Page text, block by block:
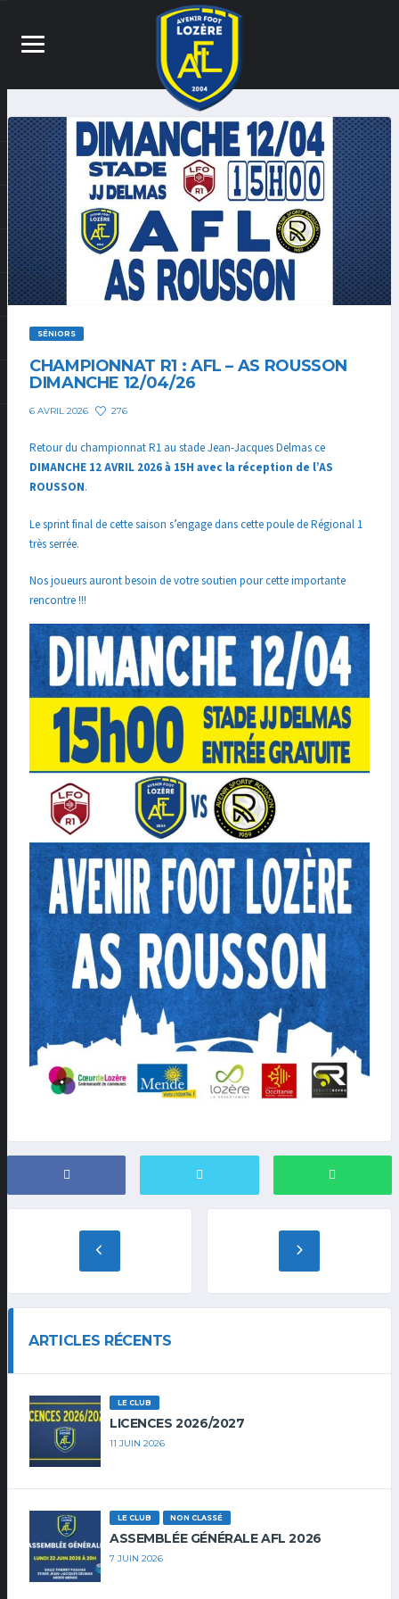
SÉNIORS
CHAMPIONNAT R1 : AFL – AS ROUSSON
DIMANCHE 12/04/26
6 AVRIL 2026 276
Retour du championnat R1 au stade Jean-Jacques Delmas ce
DIMANCHE 12 AVRIL 2026 à 15H avec la réception de l’AS
ROUSSON.
Le sprint final de cette saison s’engage dans cette poule de Régional 1
très serrée.
Nos joueurs auront besoin de votre soutien pour cette importante
rencontre !!!
ARTICLES RÉCENTS
LE CLUB
LICENCES 2026/2027
11 JUIN 2026
LE CLUB NON CLASSÉ
ASSEMBLÉE GÉNÉRALE AFL 2026
7 JUIN 2026